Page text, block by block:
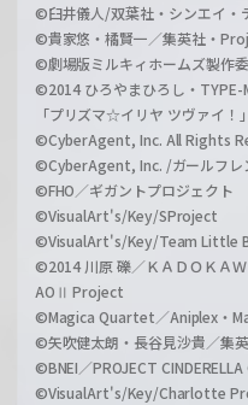
©臼井儀人/双葉社・シンエイ・
©貴家悠・橘賢一／集英社・
©劇場版ミルキィホームズ製作
©2014 ひろやまひろし・TYPE-
「プリズマ☆イリヤ ツヴァイ！
©CyberAgent, Inc. All Rights
©CyberAgent, Inc. /ガールフレ
©FHO／ギガントプロジェクト
©VisualArt's/Key/SProject
©VisualArt's/Key/Team Little
©2014 川原 礫／ＫＡＤＯＫＡ
AOⅡ Project
©Magica Quartet／Aniplex・
©矢吹健太朗・長谷見沙貴／集
©BNEI／PROJECT
©VisualArt's/Key/Charlotte